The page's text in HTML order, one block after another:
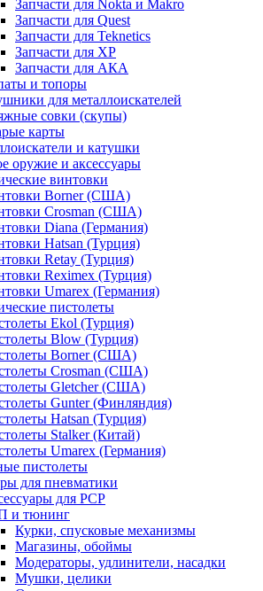
Запчасти для Nokta и Makro
Запчасти для Quest
Запчасти для Teknetics
Запчасти для XP
Запчасти для АКА
и топоры
для металлоискателей
совки (скупы)
карты
и катушки
оружие и аксессуары
винтовки
Borner (США)
Crosman (США)
Diana (Германия)
Hatsan (Турция)
Retay (Турция)
Reximex (Турция)
Umarex (Германия)
пистолеты
Ekol (Турция)
Blow (Турция)
Borner (США)
Crosman (США)
Gletcher (США)
Gunter (Финляндия)
Hatsan (Турция)
Stalker (Китай)
Umarex (Германия)
пистолеты
для пневматики
для PCP
и тюнинг
Курки, спусковые механизмы
Магазины, обоймы
Модераторы, удлинители, насадки
Мушки, целики